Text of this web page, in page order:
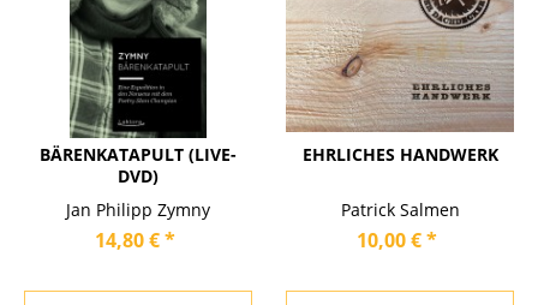
BÄRENKATAPULT (LIVE-
DVD)
Jan Philipp Zymny
14,80 € *
EHRLICHES HANDWERK
Patrick Salmen
10,00 € *